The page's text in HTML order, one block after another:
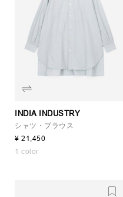
INDIA INDUSTRY
シャツ・ブラウス
¥ 21,450
1 color